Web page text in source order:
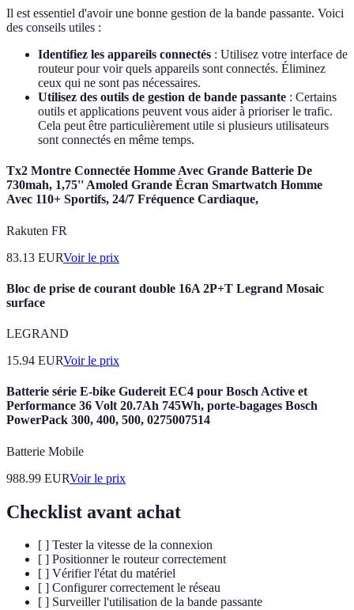
Il est essentiel d'avoir une bonne gestion de la bande passante. Voici
des conseils utiles :
Identifiez les appareils connectés : Utilisez votre interface de
routeur pour voir quels appareils sont connectés. Éliminez
ceux qui ne sont pas nécessaires.
Utilisez des outils de gestion de bande passante : Certains
outils et applications peuvent vous aider à prioriser le trafic.
Cela peut être particulièrement utile si plusieurs utilisateurs
sont connectés en même temps.
Tx2 Montre Connectée Homme Avec Grande Batterie De
730mah, 1,75'' Amoled Grande Écran Smartwatch Homme
Avec 110+ Sportifs, 24/7 Fréquence Cardiaque,
Rakuten FR
83.13 EURVoir le prix
Bloc de prise de courant double 16A 2P+T Legrand Mosaic
surface
LEGRAND
15.94 EURVoir le prix
Batterie série E-bike Gudereit EC4 pour Bosch Active et
Performance 36 Volt 20.7Ah 745Wh, porte-bagages Bosch
PowerPack 300, 400, 500, 0275007514
Batterie Mobile
988.99 EURVoir le prix
Checklist avant achat
[ ] Tester la vitesse de la connexion
[ ] Positionner le routeur correctement
[ ] Vérifier l'état du matériel
[ ] Configurer correctement le réseau
[ ] Surveiller l'utilisation de la bande passante